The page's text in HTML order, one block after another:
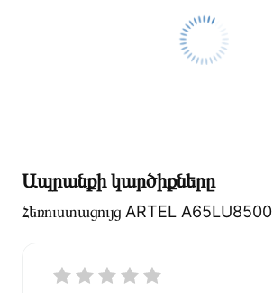
Ապրանքի կարծիքները
Հեռուստացույց ARTEL A65LU8500